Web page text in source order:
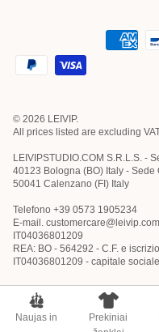
Naujas in
Prekiniai
© 2026 LEIVIP.
All prices listed are excluding
LEIVIPSTUDIO.COM S.R.L.S. -
40123 Bologna (BO) Italy -
50041 Calenzano (FI) Italy
Telefono +39 0573 1905234
E-mail.
IT04036801209
REA: BO - 564292 - C.F. e
IT04036801209 - capitale